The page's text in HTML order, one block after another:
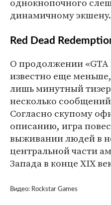
динамичному экшену.
Red Dead
О продолжении
известно еще
лишь минутный
несколько
Согласно скупому
описанию, игра
выживании людей в
центральной части
Запада в конце XIX
Видео: Rockstar Games